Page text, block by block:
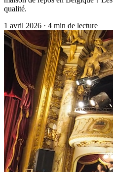
qualité.
1 avril 2026 · 4 min de lecture